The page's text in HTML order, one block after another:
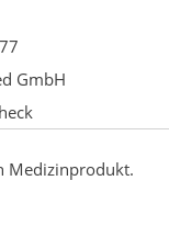
GmbH
Medizinprodukt.